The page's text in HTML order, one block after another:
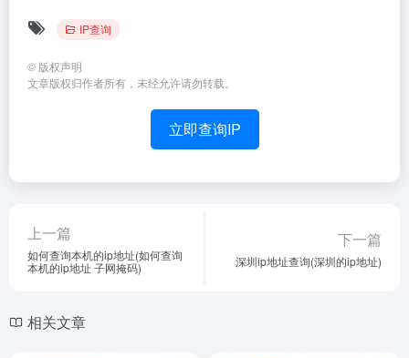
IP查询
© 版权声明
文章版权归作者所有，未经允许请勿转载。
立即查询IP
上一篇
如何查询本机的ip地址(如何查询
本机的ip地址 子网掩码)
下一篇
深圳ip地址查询(深圳的ip地址)
相关文章